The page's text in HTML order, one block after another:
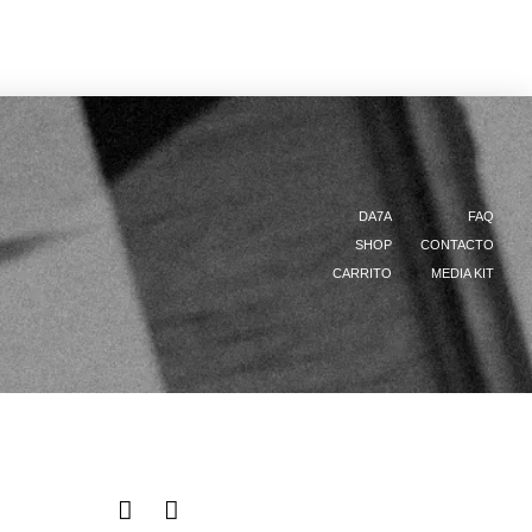
DA7A
SHOP
CARRITO
FAQ
CONTACTO
MEDIA KIT